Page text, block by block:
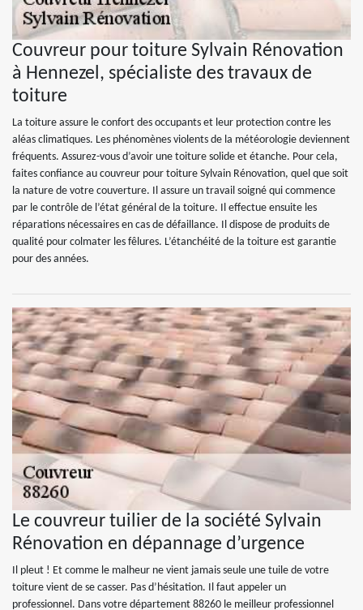
Couvreur pour toiture Sylvain Rénovation
à Hennezel, spécialiste des travaux de
toiture
La toiture assure le confort des occupants et leur protection contre les
aléas climatiques. Les phénomènes violents de la météorologie deviennent
fréquents. Assurez-vous d’avoir une toiture solide et étanche. Pour cela,
faites confiance au couvreur pour toiture Sylvain Rénovation, quel que soit
la nature de votre couverture. Il assure un travail soigné qui commence
par le contrôle de l’état général de la toiture. Il effectue ensuite les
réparations nécessaires en cas de défaillance. Il dispose de produits de
qualité pour colmater les fêlures. L’étanchéité de la toiture est garantie
pour des années.
Le couvreur tuilier de la société Sylvain
Rénovation en dépannage d’urgence
Il pleut ! Et comme le malheur ne vient jamais seule une tuile de votre
toiture vient de se casser. Pas d’hésitation. Il faut appeler un
professionnel. Dans votre département 88260 le meilleur professionnel